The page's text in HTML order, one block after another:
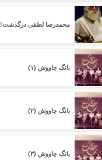
محمدرضا لطفی درگذشت!
بانگ چاووش (۱)
بانگ چاووش (۲)
بانگ چاووش (۳)